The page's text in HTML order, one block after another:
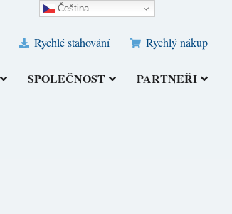
Rychlé stahování Rychlý nákup
SPOLEČNOST PARTNEŘI
Čeština‎